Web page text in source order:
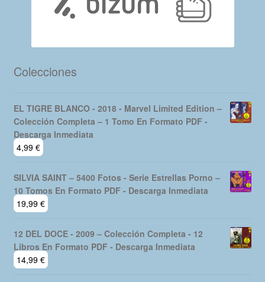
Colecciones
EL TIGRE BLANCO - 2018 - Marvel Limited Edition –
Colección Completa – 1 Tomo En Formato PDF -
Descarga Inmediata
4,99 €
SILVIA SAINT – 5400 Fotos - Serie Estrellas Porno –
10 Tomos En Formato PDF - Descarga Inmediata
19,99 €
12 DEL DOCE - 2009 – Colección Completa - 12
Libros En Formato PDF - Descarga Inmediata
14,99 €